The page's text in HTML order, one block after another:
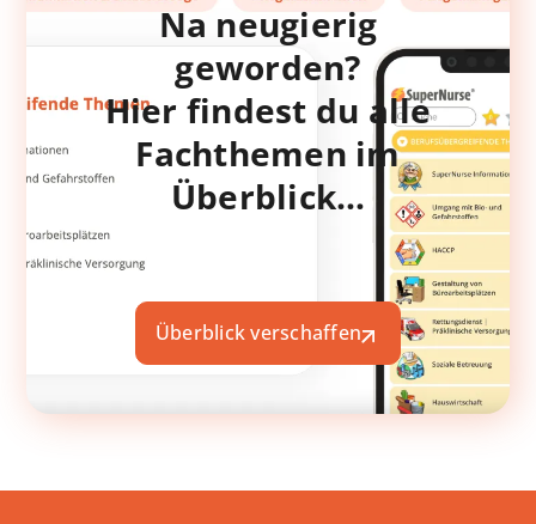
Na neugierig
geworden?
Hier findest du alle
Fachthemen im
Überblick…
Überblick verschaffen